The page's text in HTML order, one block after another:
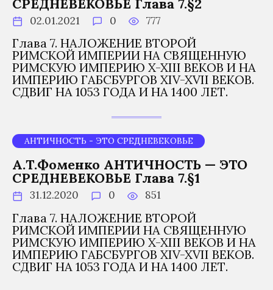
СРЕДНЕВЕКОВЬЕ Глава 7.§2
02.01.2021 0 777
Глава 7. НАЛОЖЕНИЕ ВТОРОЙ
РИМСКОЙ ИМПЕРИИ НА СВЯЩЕННУЮ
РИМСКУЮ ИМПЕРИЮ X-XIII ВЕКОВ И НА
ИМПЕРИЮ ГАБСБУРГОВ XIV-XVII ВЕКОВ.
СДВИГ НА 1053 ГОДА И НА 1400 ЛЕТ.
АНТИЧНОСТЬ - ЭТО СРЕДНЕВЕКОВЬЕ
А.Т.Фоменко АНТИЧНОСТЬ — ЭТО
СРЕДНЕВЕКОВЬЕ Глава 7.§1
31.12.2020 0 851
Глава 7. НАЛОЖЕНИЕ ВТОРОЙ
РИМСКОЙ ИМПЕРИИ НА СВЯЩЕННУЮ
РИМСКУЮ ИМПЕРИЮ X-XIII ВЕКОВ И НА
ИМПЕРИЮ ГАБСБУРГОВ XIV-XVII ВЕКОВ.
СДВИГ НА 1053 ГОДА И НА 1400 ЛЕТ.